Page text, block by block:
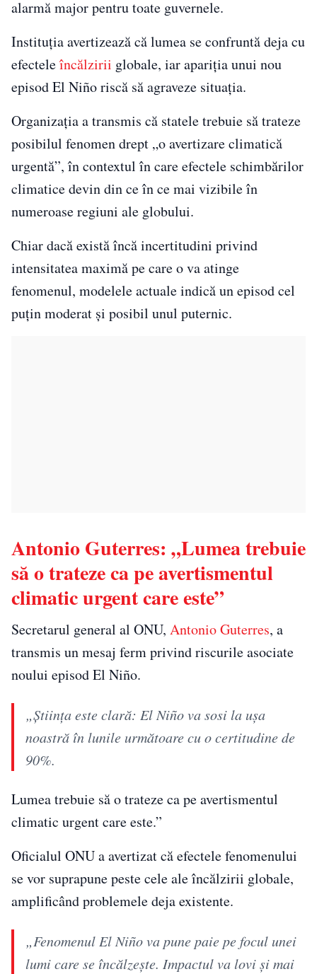
alarmă major pentru toate guvernele.
Instituția avertizează că lumea se confruntă deja cu
efecteleîncălzirii globale, iar apariția unui nou
episod El Niño riscă să agraveze situația.
Organizația a transmis că statele trebuie să trateze
posibilul fenomen drept „o avertizare climatică
urgentă”, în contextul în care efectele schimbărilor
climatice devin din ce în ce mai vizibile în
numeroase regiuni ale globului.
Chiar dacă există încă incertitudini privind
intensitatea maximă pe care o va atinge
fenomenul, modelele actuale indică un episod cel
puțin moderat și posibil unul puternic.
Antonio Guterres: „Lumea trebuie
să o trateze ca pe avertismentul
climatic urgent care este”
Secretarul general al ONU, Antonio Guterres, a
transmis un mesaj ferm privind riscurile asociate
noului episod El Niño.
„Știința este clară: El Niño va sosi la ușa
noastră în lunile următoare cu o certitudine de
90%.
Lumea trebuie să o trateze ca pe avertismentul
climatic urgent care este.”
Oficialul ONU a avertizat că efectele fenomenului
se vor suprapune peste cele ale încălzirii globale,
amplificând problemele deja existente.
„Fenomenul El Niño va pune paie pe focul unei
lumi care se încălzește. Impactul va lovi și mai